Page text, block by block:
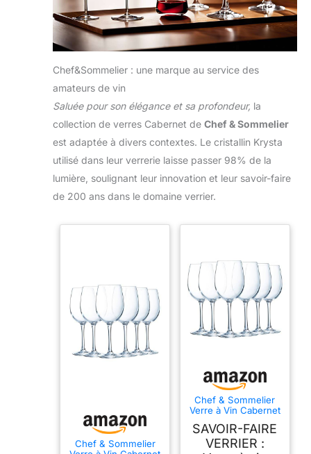
Chef&Sommelier : une marque au service des
amateurs de vin
Saluée pour son élégance et sa profondeur, la
collection de verres Cabernet de Chef & Sommelier
est adaptée à divers contextes. Le cristallin Krysta
utilisé dans leur verrerie laisse passer 98% de la
lumière, soulignant leur innovation et leur savoir-faire
de 200 ans dans le domaine verrier.
Chef & Sommelier
Chef & Sommelier
Verre à Vin Cabernet
SAVOIR-FAIRE
VERRIER :